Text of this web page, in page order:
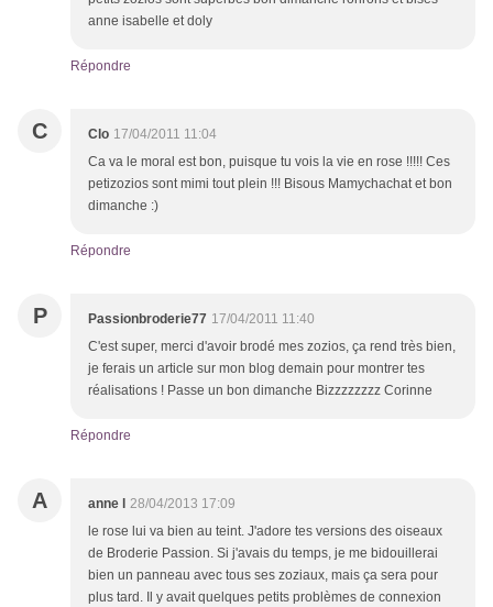
anne isabelle et doly
Répondre
C Clo 17/04/2011 11:04
Ca va le moral est bon, puisque tu vois la vie en rose !!!!! Ces
petizozios sont mimi tout plein !!! Bisous Mamychachat et bon
dimanche :)
Répondre
P Passionbroderie77 17/04/2011 11:40
C'est super, merci d'avoir brodé mes zozios, ça rend très bien,
je ferais un article sur mon blog demain pour montrer tes
réalisations ! Passe un bon dimanche Bizzzzzzzz Corinne
Répondre
A anne l
28/04/2013 17:09
le rose lui va bien au teint. J'adore tes versions des oiseaux
de Broderie Passion. Si j'avais du temps, je me bidouillerai
bien un panneau avec tous ses zoziaux, mais ça sera pour
plus tard. Il y avait quelques petits problèmes de connexion